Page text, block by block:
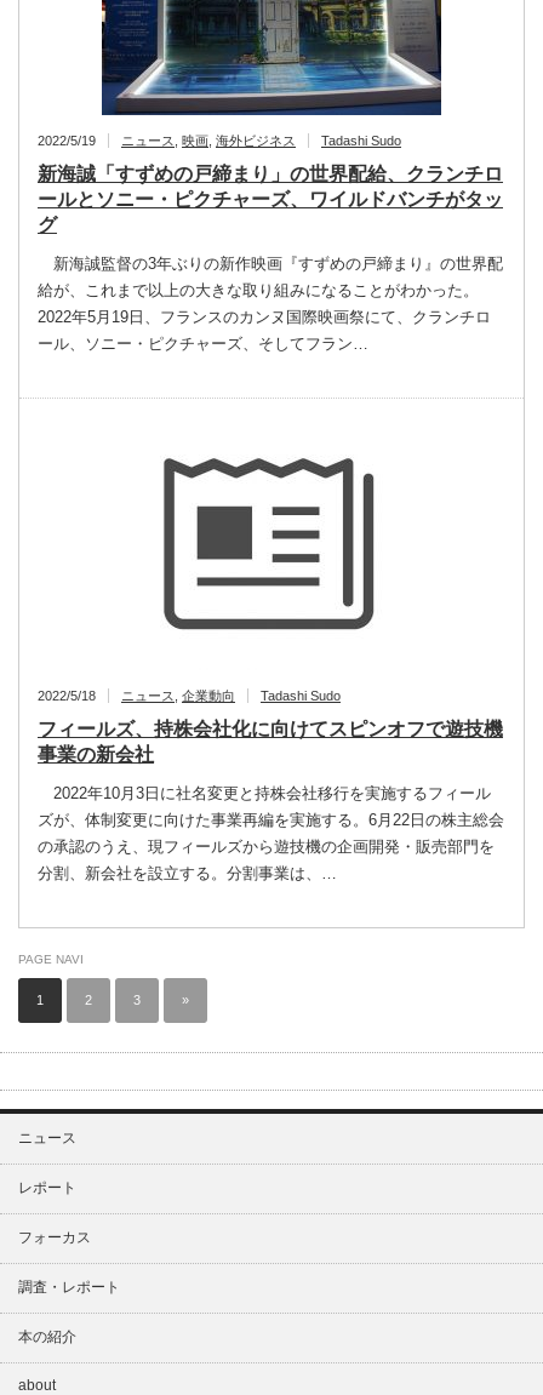
2022/5/19 ニュース 映画 海外ビジネス Tadashi Sudo
新海誠「すずめの戸締まり」の世界配給、クランチロ
ールとソニー・ピクチャーズ、ワイルドバンチがタッ
グ
新海誠監督の3年ぶりの新作映画『すずめの戸締まり』の世界配
給が、これまで以上の大きな取り組みになることがわかった。
2022年5月19日、フランスのカンヌ国際映画祭にて、クランチロ
ール、ソニー・ピクチャーズ、そしてフラン…
2022/5/18 ニュース 企業動向 Tadashi Sudo
フィールズ、持株会社化に向けてスピンオフで遊技機
事業の新会社
2022年10月3日に社名変更と持株会社移行を実施するフィール
ズが、体制変更に向けた事業再編を実施する。6月22日の株主総会
の承認のうえ、現フィールズから遊技機の企画開発・販売部門を
分割、新会社を設立する。分割事業は、…
PAGE NAVI
1 2 3 »
ニュース
レポート
フォーカス
調査・レポート
本の紹介
about